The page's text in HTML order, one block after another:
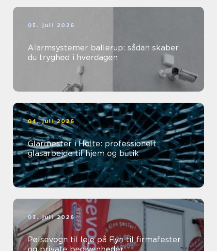
05. juli 2026
Alarmsystemer ballerup: sådan skaber
du tryghed i hverdagen
04. juli 2026
Glarmester i Holte: professionelt
glasarbejde til hjem og butik
03. juli 2026
Pølsevogn til leje på Fyn til firmafester